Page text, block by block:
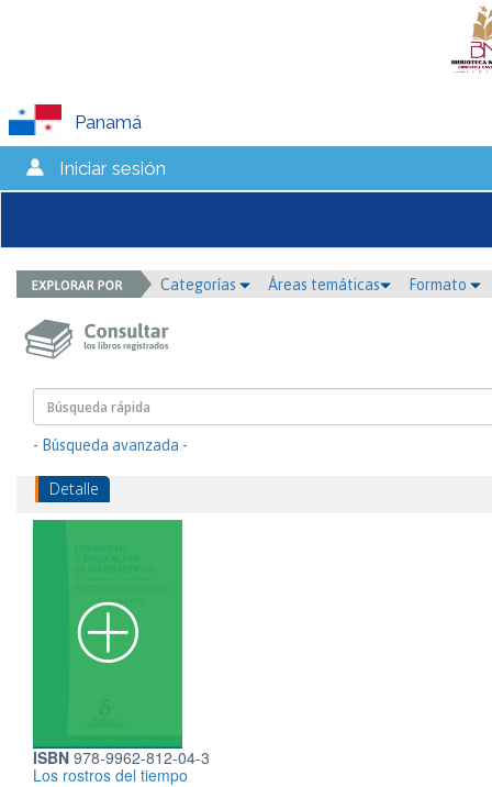
Panamá
Iniciar sesión
Categorías Áreas temáticas Formato
- Búsqueda avanzada -
Detalle
ISBN 978-9962-812-04-3
Los rostros del tiempo